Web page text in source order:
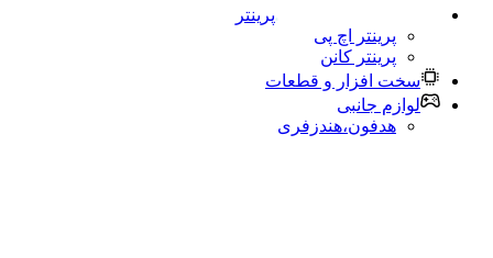
پرینتر
پرینتر اچ پی
پرینتر کانن
سخت افزار و قطعات
لوازم جانبی
هدفون،هندزفری